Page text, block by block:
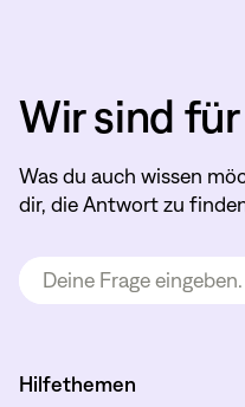
Wir sind
Was du auch wissen
dir, die Antwort zu
Hilfethemen